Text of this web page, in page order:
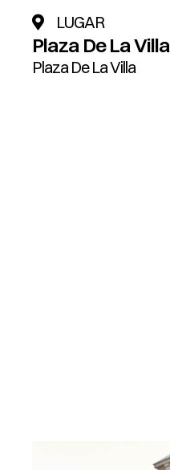
LUGAR
Plaza De La Villa
Plaza De La Villa